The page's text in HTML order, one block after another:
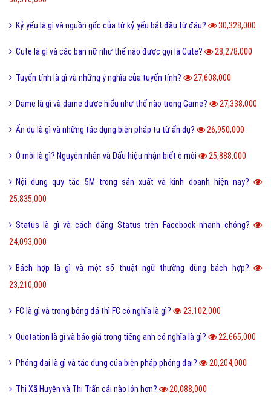
Kỷ yếu là gì và nguồn gốc của từ kỷ yếu bắt đầu từ đâu? 30,328,000
Cute là gì và các bạn nữ như thế nào được gọi là Cute? 28,278,000
Tuyến tính là gì và những ý nghĩa của tuyến tính? 27,608,000
Dame là gì và dame được hiểu như thế nào trong Game? 27,338,000
Ẩn dụ là gì và những tác dụng biện pháp tu từ ẩn dụ? 26,950,000
Ô môi là gì? Nguyên nhân và Dấu hiệu nhận biết ô môi 25,888,000
Nội dung quy tắc 5M trong sản xuất và kinh doanh hiện nay?
25,835,000
Status là gì và cách đăng Status trên Facebook nhanh chóng?
24,093,000
Bách hợp là gì và một số thuật ngữ thường dùng bách hợp?
23,210,000
FC là gì và trong bóng đá thì FC có nghĩa là gì? 23,102,000
Quotation là gì và báo giá trong tiếng anh có nghĩa là gì? 22,665,000
Phóng đại là gì và tác dụng của biện pháp phóng đại? 20,204,000
Thị Xã Huyện và Thị Trấn cái nào lớn hơn? 20,088,000